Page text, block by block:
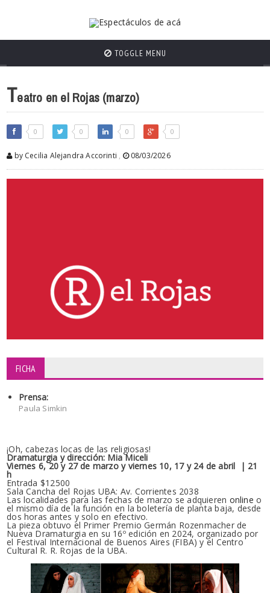
TOGGLE MENU
Teatro en el Rojas (marzo)
0 0 0 0
by Cecilia Alejandra Accorinti , 08/03/2026
FICHA
Prensa:
Paula Simkin
¡Oh, cabezas locas de las religiosas!
Dramaturgia y dirección: Mia Miceli
Viernes 6, 20 y 27 de marzo y viernes 10, 17 y 24 de abril | 21
h
Entrada $12500
Sala Cancha del Rojas UBA: Av. Corrientes 2038
Las localidades para las fechas de marzo se adquieren online o
el mismo día de la función en la boletería de planta baja, desde
dos horas antes y solo en efectivo.
La pieza obtuvo el Primer Premio Germán Rozenmacher de
Nueva Dramaturgia en su 16º edición en 2024, organizado por
el Festival Internacional de Buenos Aires (FIBA) y el Centro
Cultural R. R. Rojas de la UBA.